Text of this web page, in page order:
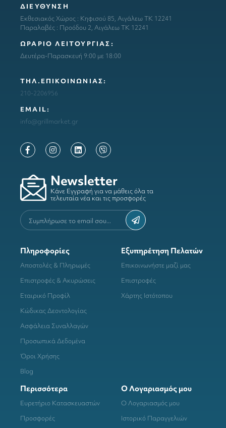
ΔΙΕΥΘΥΝΣΗ
Εκθεσιακός Χώρος : Κηφισού 85, Αιγάλεω ΤΚ 12241
Παραλαβές : Προόδου 2, Αιγάλεω ΤΚ 12241
ΩΡΑΡΙΟ ΛΕΙΤΟΥΡΓΙΑΣ:
Δευτέρα-Παρασκευή 9:00 με 18:00
ΤΗΛ.ΕΠΙΚΟΙΝΩΝΙΑΣ:
210-2206956
ΕΜΑΙL:
info@grillmarket.gr
Newsletter
Κάνε Εγγραφή για να μάθεις όλα τα
τελευταία νέα και τις προσφορές
Πληροφορίες
Αποστολές & Πληρωμές
Επιστροφές & Ακυρώσεις
Εταιρικό Προφίλ
Κώδικας Δεοντολογίας
Ασφάλεια Συναλλαγών
Προσωπικά Δεδομένα
Όροι Χρήσης
Blog
Εξυπηρέτηση Πελατών
Επικοινωνήστε μαζί μας
Επιστροφές
Χάρτης Ιστότοπου
Περισσότερα
Ευρετήριο Κατασκευαστών
Προσφορές
Ο Λογαριασμός μου
Ο Λογαριασμός μου
Ιστορικό Παραγγελιών